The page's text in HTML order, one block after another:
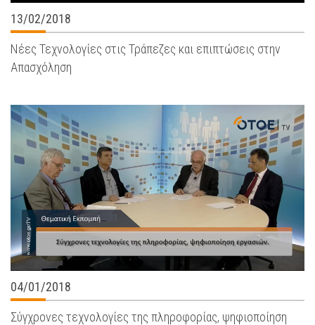
13/02/2018
Νέες Τεχνολογίες στις Τράπεζες και επιπτώσεις στην
Απασχόληση
04/01/2018
Σύγχρονες τεχνολογίες της πληροφορίας, ψηφιοποίηση